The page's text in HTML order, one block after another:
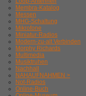
Membra-Katalog
Messen
MHG-Schaltung
Mikrofone
Miniatur-Radios
Modern-zu-alt Verbinden
Morphy Richards
Multimedia
Musiktruhen
Nachhall
NAHAUFNAHMEN >
Not-Radios
Online-Buch